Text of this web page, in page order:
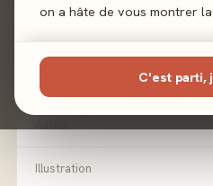
on a hâte de vous montrer
C'est parti,
Cartes
Illustration